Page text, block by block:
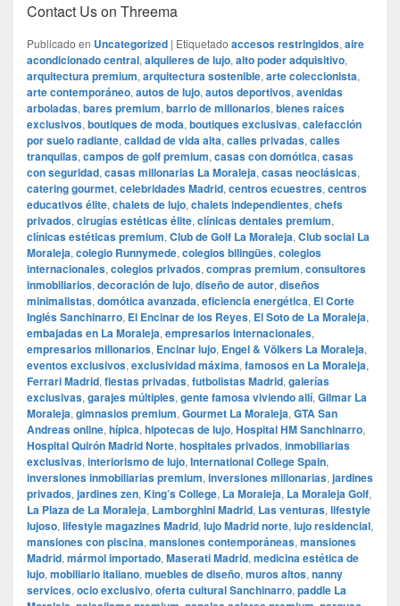
Contact Us on Threema
Publicado en Uncategorized | Etiquetado accesos restringidos, aire
acondicionado central, alquileres de lujo, alto poder adquisitivo,
arquitectura premium, arquitectura sostenible, arte coleccionista,
arte contemporáneo, autos de lujo, autos deportivos, avenidas
arboladas, bares premium, barrio de millonarios, bienes raíces
exclusivos, boutiques de moda, boutiques exclusivas, calefacción
por suelo radiante, calidad de vida alta, calles privadas, calles
tranquilas, campos de golf premium, casas con domótica, casas
con seguridad, casas millonarias La Moraleja, casas neoclásicas,
catering gourmet, celebridades Madrid, centros ecuestres, centros
educativos élite, chalets de lujo, chalets independientes, chefs
privados, cirugías estéticas élite, clínicas dentales premium,
clínicas estéticas premium, Club de Golf La Moraleja, Club social La
Moraleja, colegio Runnymede, colegios bilingües, colegios
internacionales, colegios privados, compras premium, consultores
inmobiliarios, decoración de lujo, diseño de autor, diseños
minimalistas, domótica avanzada, eficiencia energética, El Corte
Inglés Sanchinarro, El Encinar de los Reyes, El Soto de La Moraleja,
embajadas en La Moraleja, empresarios internacionales,
empresarios millonarios, Encinar lujo, Engel & Völkers La Moraleja,
eventos exclusivos, exclusividad máxima, famosos en La Moraleja,
Ferrari Madrid, fiestas privadas, futbolistas Madrid, galerías
exclusivas, garajes múltiples, gente famosa viviendo allí, Gilmar La
Moraleja, gimnasios premium, Gourmet La Moraleja, GTA San
Andreas online, hípica, hipotecas de lujo, Hospital HM Sanchinarro,
Hospital Quirón Madrid Norte, hospitales privados, inmobiliarias
exclusivas, interiorismo de lujo, International College Spain,
inversiones inmobiliarias premium, inversiones millonarias, jardines
privados, jardines zen, King’s College, La Moraleja, La Moraleja Golf,
La Plaza de La Moraleja, Lamborghini Madrid, Las venturas, lifestyle
lujoso, lifestyle magazines Madrid, lujo Madrid norte, lujo residencial,
mansiones con piscina, mansiones contemporáneas, mansiones
Madrid, mármol importado, Maserati Madrid, medicina estética de
lujo, mobiliario italiano, muebles de diseño, muros altos, nanny
services, ocio exclusivo, oferta cultural Sanchinarro, paddle La